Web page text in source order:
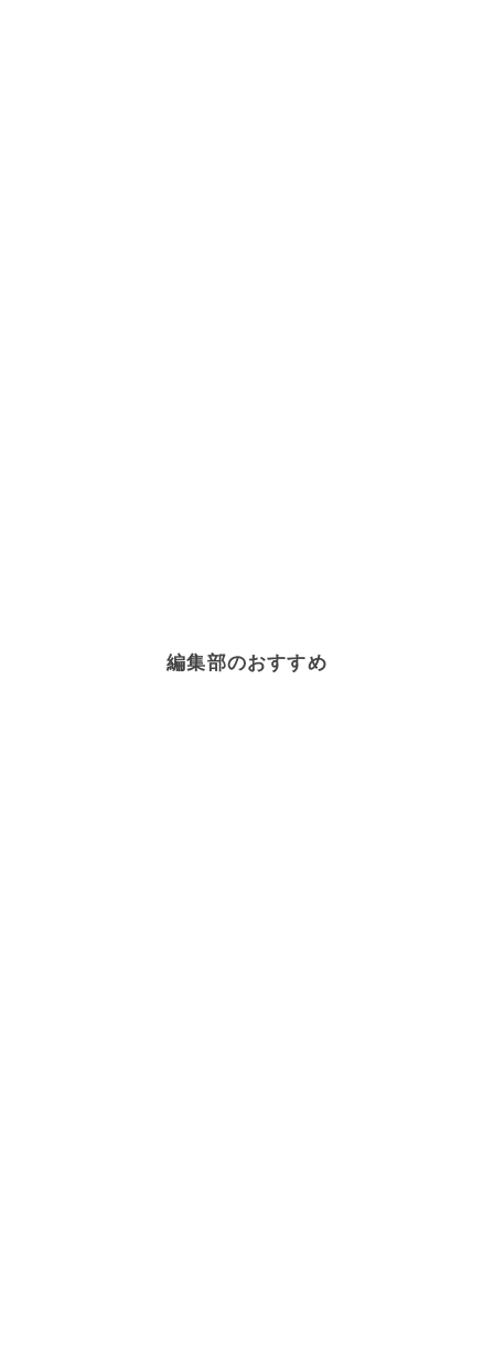
編集部のおすすめ